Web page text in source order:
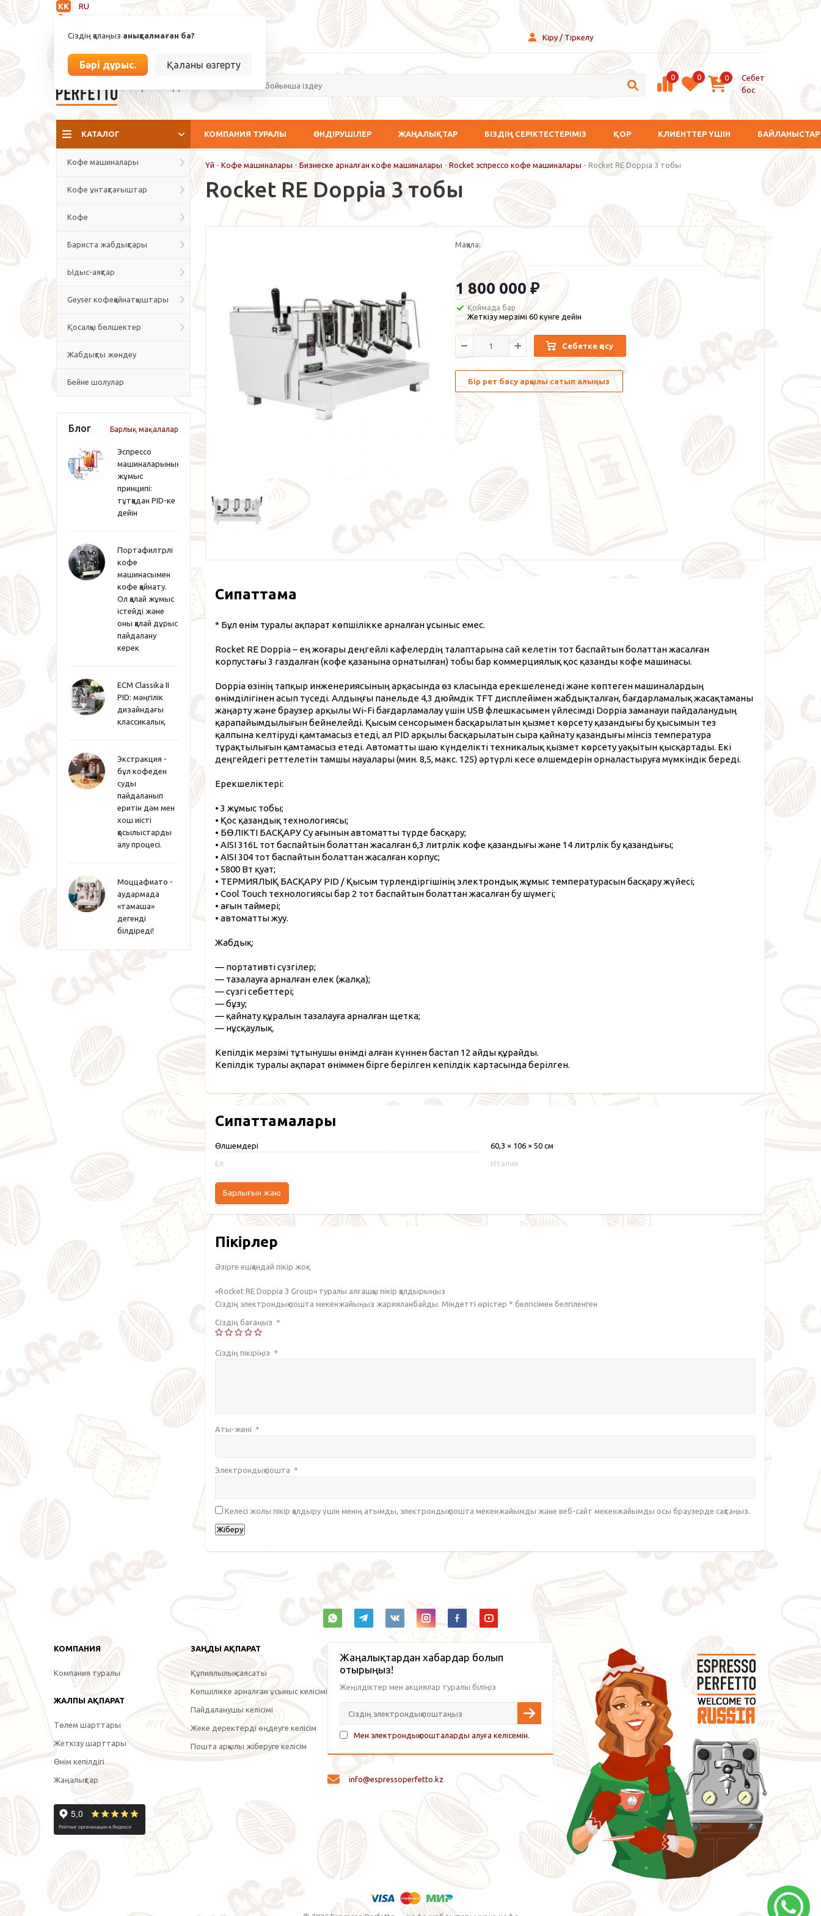
KK
RU
Сіздің қалаңыз анықталмаған ба?
Бәрі дұрыс. Қаланы өзгерту
info@espressoperfetto.kz Кіру / Тіркелу
0 0 0
Себет
бос
КАТАЛОГ КОМПАНИЯ ТУРАЛЫ ӨНДІРУШІЛЕР ЖАҢАЛЫҚТАР БІЗДІҢ СЕРІКТЕСТЕРІМІЗ ҚОР КЛИЕНТТЕР ҮШІН БАЙЛАНЫСТАР
Кофе машиналары
Кофе ұнтақтағыштар
Кофе
Бариста жабдықтары
Ыдыс-аяқтар
Geyser кофеқайнатқыштары
Қосалқы бөлшектер
Жабдықты жөндеу
Бейне шолулар
Блог Барлық мақалалар
Эспрессо
машиналарының
жұмыс
принципі:
тұтқадан PID-ке
дейін
Портафилтрлі
кофе
машинасымен
кофе қайнату.
Ол қалай жұмыс
істейді және
оны қалай дұрыс
пайдалану
керек
ECM Classika II
PID: мәңгілік
дизайндағы
классикалық
Экстракция -
бұл кофеден
суды
пайдаланып
еритін дәм мен
хош иісті
қосылыстарды
алу процесі.
Моццафиато -
аудармада
«тамаша»
дегенді
білдіреді!
Үй - Кофе машиналары - Бизнеске арналған кофе машиналары - Rocket эспрессо кофе машиналары - Rocket RE Doppia 3 тобы
Rocket RE Doppia 3 тобы
Мақала:
1 800 000 ₽
Қоймада бар
Жеткізу мерзімі 60 күнге дейін
Себетке қосу
Бір рет басу арқылы сатып алыңыз
Сипаттама
* Бұл өнім туралы ақпарат көпшілікке арналған ұсыныс емес.
Rocket RE Doppia – ең жоғары деңгейлі кафелердің талаптарына сай келетін тот баспайтын болаттан жасалған
корпустағы 3 газдалған (кофе қазанына орнатылған) тобы бар коммерциялық қос қазанды кофе машинасы.
Doppia өзінің тапқыр инженериясының арқасында өз класында ерекшеленеді және көптеген машиналардың
өнімділігінен асып түседі. Алдыңғы панельде 4,3 дюймдік TFT дисплейімен жабдықталған, бағдарламалық жасақтаманы
жаңарту және браузер арқылы Wi-Fi бағдарламалау үшін USB флешкасымен үйлесімді Doppia заманауи пайдаланудың
қарапайымдылығын бейнелейді. Қысым сенсорымен басқарылатын қызмет көрсету қазандығы бу қысымын тез
қалпына келтіруді қамтамасыз етеді, ал PID арқылы басқарылатын сыра қайнату қазандығы мінсіз температура
тұрақтылығын қамтамасыз етеді. Автоматты шаю күнделікті техникалық қызмет көрсету уақытын қысқартады. Екі
деңгейдегі реттелетін тамшы науалары (мин. 8,5, макс. 125) әртүрлі кесе өлшемдерін орналастыруға мүмкіндік береді.
Ерекшеліктері:
• 3 жұмыс тобы;
• Қос қазандық технологиясы;
• БӨЛІКТІ БАСҚАРУ Су ағынын автоматты түрде басқару;
• AISI 316L тот баспайтын болаттан жасалған 6,3 литрлік кофе қазандығы және 14 литрлік бу қазандығы;
• AISI 304 тот баспайтын болаттан жасалған корпус;
• 5800 Вт қуат;
• ТЕРМИЯЛЫҚ БАСҚАРУ PID / Қысым түрлендіргішінің электрондық жұмыс температурасын басқару жүйесі;
• Cool Touch технологиясы бар 2 тот баспайтын болаттан жасалған бу шүмегі;
• ағын таймері;
• автоматты жуу.
Жабдық:
— портативті сүзгілер;
— тазалауға арналған елек (жалқа);
— сүзгі себеттері;
— бұзу;
— қайнату құралын тазалауға арналған щетка;
— нұсқаулық.
Кепілдік мерзімі тұтынушы өнімді алған күннен бастап 12 айды құрайды.
Кепілдік туралы ақпарат өніммен бірге берілген кепілдік картасында берілген.
Сипаттамалары
Өлшемдері 60,3 × 106 × 50 см
Ел Италия
Барлығын жаю
Пікірлер
Әзірге ешқандай пікір жоқ.
«Rocket RE Doppia 3 Group» туралы алғашқы пікір қалдырыңыз
Сіздің электрондық пошта мекенжайыңыз жарияланбайды. Міндетті өрістер * белгісімен белгіленген
Сіздің бағаңыз *
Сіздің пікіріңіз *
Аты-жөні *
Электрондық пошта *
Келесі жолы пікір қалдыру үшін менің атымды, электрондық пошта мекенжайымды және веб-сайт мекенжайымды осы браузерде сақтаңыз.
КОМПАНИЯ
Компания туралы
ЖАЛПЫ АҚПАРАТ
Төлем шарттары
Жеткізу шарттары
Өнім кепілдігі
Жаңалықтар
ЗАҢДЫ АҚПАРАТ
Құпиялылық саясаты
Көпшілікке арналған ұсыныс келісімі
Пайдаланушы келісімі
Жеке деректерді өңдеуге келісім
Пошта арқылы жіберуге келісім
Жаңалықтардан хабардар болып
отырыңыз!
Жеңілдіктер мен акциялар туралы біліңіз
Мен электрондық пошталарды алуға келісемін.
info@espressoperfetto.kz